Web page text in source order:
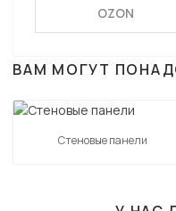
OZON
ВАМ МОГУТ
Стеновые панели